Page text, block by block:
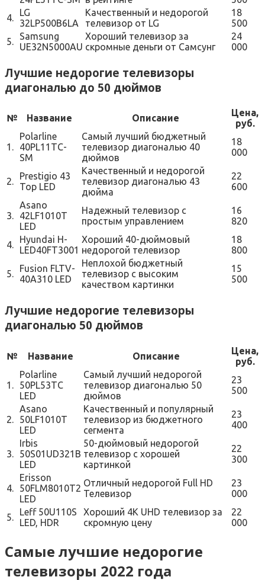
4.
LG
32LP500B6LA
Качественный и недорогой
телевизор от LG
18
500
5.
Samsung
UE32N5000AU
Хороший телевизор за
скромные деньги от Самсунг
24
000
Лучшие недорогие телевизоры
диагональю до 50 дюймов
№ Название Описание
Цена,
руб.
1.
Polarline
40PL11TC-
SM
Самый лучший бюджетный
телевизор диагональю 40
дюймов
18
000
2.
Prestigio 43
Top LED
Качественный и недорогой
телевизор диагональю 43
дюйма
22
600
3.
Asano
42LF1010T
LED
Надежный телевизор с
простым управлением
16
820
4.
Hyundai H-
LED40FT3001
Хороший 40-дюймовый
недорогой телевизор
18
800
5.
Fusion FLTV-
40A310 LED
Неплохой бюджетный
телевизор с высоким
качеством картинки
15
500
Лучшие недорогие телевизоры
диагональю 50 дюймов
№ Название Описание
Цена,
руб.
1.
Polarline
50PL53TC
LED
Самый лучший недорогой
телевизор диагональю 50
дюймов
23
500
2.
Asano
50LF1010T
LED
Качественный и популярный
телевизор из бюджетного
сегмента
23
400
3.
Irbis
50S01UD321B
LED
50-дюймовый недорогой
телевизор с хорошей
картинкой
22
300
4.
Erisson
50FLM8010T2
LED
Отличный недорогой Full HD
Телевизор
23
000
5.
Leff 50U110S
LED, HDR
Хороший 4K UHD телевизор за
скромную цену
22
000
Самые лучшие недорогие
телевизоры 2022 года